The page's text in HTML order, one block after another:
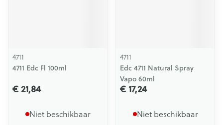
4711
4711 Edc Fl 100ml
€ 21,84
Niet beschikbaar
4711
Edc 4711 Natural Spray
Vapo 60ml
€ 17,24
Niet beschikbaar